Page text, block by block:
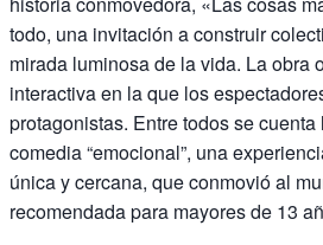
todo, una invitación a construir
mirada luminosa de la vida. La obra
interactiva en la que los
protagonistas. Entre todos se
comedia “emocional”, una
única y cercana, que conmovió al
recomendada para mayores de 13